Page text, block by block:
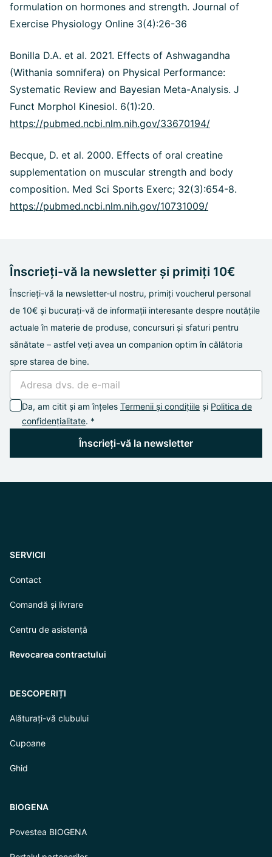
formulation on hormones and strength. Journal of
Exercise Physiology Online 3(4):26-36
Bonilla D.A. et al. 2021. Effects of Ashwagandha
(Withania somnifera) on Physical Performance:
Systematic Review and Bayesian Meta-Analysis. J
Funct Morphol Kinesiol. 6(1):20.
https://pubmed.ncbi.nlm.nih.gov/33670194/
Becque, D. et al. 2000. Effects of oral creatine
supplementation on muscular strength and body
composition. Med Sci Sports Exerc; 32(3):654-8.
https://pubmed.ncbi.nlm.nih.gov/10731009/
Înscrieți-vă la newsletter și primiți 10€
Înscrieți-vă la newsletter-ul nostru, primiți voucherul personal
de 10€ și bucurați-vă de informații interesante despre noutățile
actuale în materie de produse, concursuri și sfaturi pentru
sănătate – astfel veți avea un companion optim în călătoria
spre starea de bine.
Da, am citit și am înțeles Termenii și condițiile și Politica de
confidențialitate. *
Înscrieți-vă la newsletter
SERVICII
Contact
Comandă și livrare
Centru de asistență
Revocarea contractului
DESCOPERIȚI
Alăturați-vă clubului
Cupoane
Ghid
BIOGENA
Povestea BIOGENA